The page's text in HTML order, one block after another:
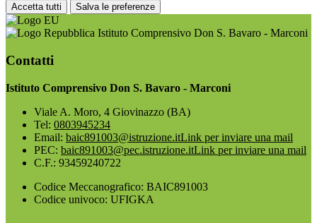
Accetta tutti Salva le preferenze
Istituto Comprensivo Don S. Bavaro - Marconi
Contatti
Istituto Comprensivo Don S. Bavaro - Marconi
Viale A. Moro, 4 Giovinazzo (BA)
Tel: 0803945234
Email: baic891003@istruzione.itLink per inviare una mail
PEC: baic891003@pec.istruzione.itLink per inviare una mail
C.F.: 93459240722
Codice Meccanografico: BAIC891003
Codice univoco: UFIGKA